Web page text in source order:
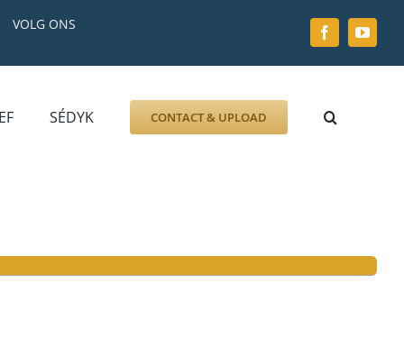
VOLG ONS
GRAFZERK
ALLLES
SÉDYK CONTACT & UPLOAD